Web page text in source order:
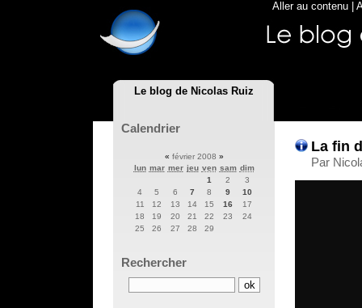
Le blog de Nicolas Ruiz
Aller au contenu
La fin
Par
Calendrier
« février 2008 »
lun mar mer jeu ven sam dim
1
2
3
4
5 6 7 8 9
10
11
12 13 14 15 16
17
18
19 20 21 22 23
24
25
26 27 28 29
Rechercher